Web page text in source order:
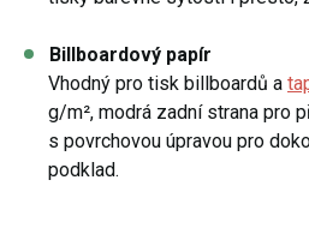
Billboardový papír
Vhodný pro tisk billboardů a
g/m², modrá zadní strana pro
s povrchovou úpravou pro
podklad.